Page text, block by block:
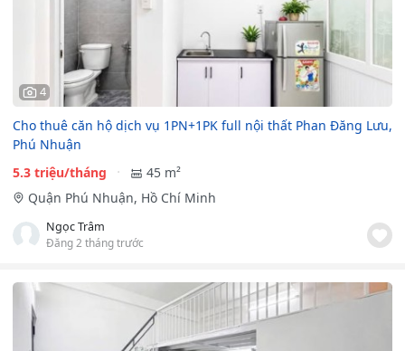
4
Cho thuê căn hộ dịch vụ 1PN+1PK full nội thất Phan Đăng Lưu,
Phú Nhuận
5.3 triệu/tháng
45 m²
Quận Phú Nhuận, Hồ Chí Minh
Ngọc Trâm
Đăng 2 tháng trước